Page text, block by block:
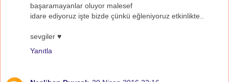
başaramayanlar oluyor malesef
idare ediyoruz işte bizde çünkü eğleniyoruz etkinlikte..
sevgiler ♥
Yanıtla